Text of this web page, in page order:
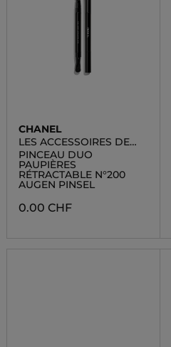
CHANEL
LES ACCESSOIRES DE
CHANEL
PINCEAU DUO
PAUPIÈRES
RÉTRACTABLE N°200
AUGEN PINSEL
0.00 CHF